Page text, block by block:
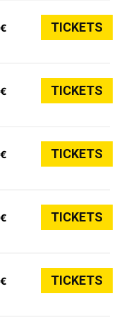
TICKETS
TICKETS
TICKETS
TICKETS
TICKETS